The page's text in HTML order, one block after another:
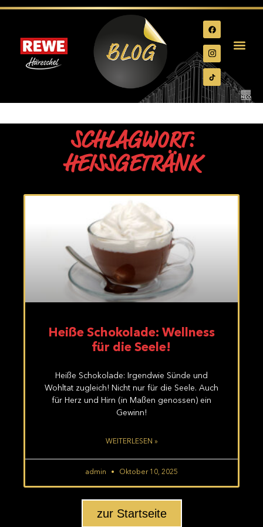
SCHLAGWORT:
HEISSGETRÄNK
Heiße Schokolade: Wellness
für die Seele!
Heiße Schokolade: Irgendwie Sünde und
Wohltat zugleich! Nicht nur für die Seele. Auch
für Herz und Hirn (in Maßen genossen) ein
Gewinn!
WEITERLESEN »
admin Oktober 10, 2025
zur Startseite